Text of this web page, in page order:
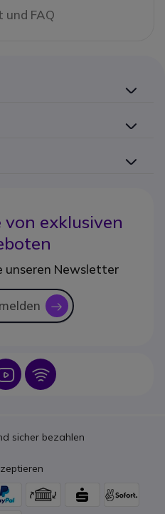
und FAQ
von exklusiven
unseren Newsletter
icon
Icon Icon
sicher bezahlen